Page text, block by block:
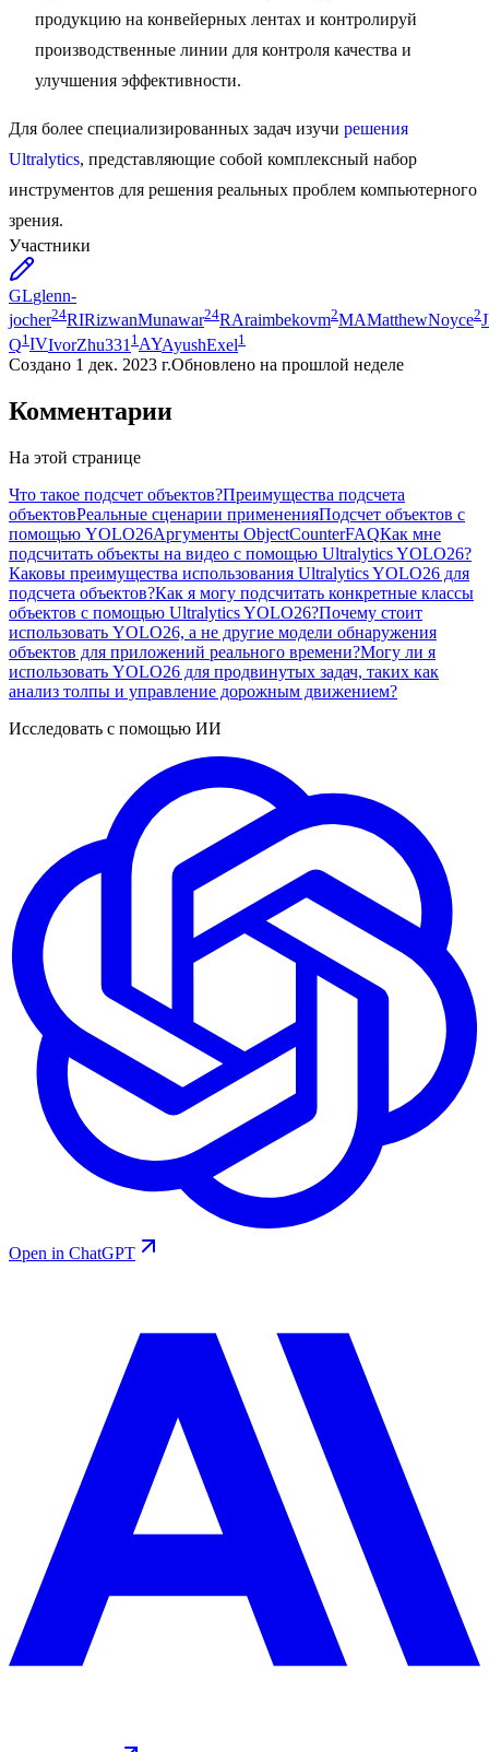
продукцию на конвейерных лентах и контролируй
производственные линии для контроля качества и
улучшения эффективности.
Для более специализированных задач изучи решения
Ultralytics, представляющие собой комплексный набор
инструментов для решения реальных проблем компьютерного
зрения.
Участники
GLglenn-
jocher24RIRizwanMunawar24RAraimbekovm2MAMatthewNoyce2
Q1 IVIvorZhu331 1 AYAyushExel1
Создано 1 дек. 2023 г.Обновлено на прошлой неделе
Комментарии
На этой странице
Что такое подсчет объектов?Преимущества подсчета
объектовРеальные сценарии примененияПодсчет объектов с
помощью YOLO26Аргументы ObjectCounterFAQКак мне
подсчитать объекты на видео с помощью Ultralytics YOLO26?
Каковы преимущества использования Ultralytics YOLO26 для
подсчета объектов?Как я могу подсчитать конкретные классы
объектов с помощью Ultralytics YOLO26?Почему стоит
использовать YOLO26, а не другие модели обнаружения
объектов для приложений реального времени?Могу ли я
использовать YOLO26 для продвинутых задач, таких как
анализ толпы и управление дорожным движением?
Исследовать с помощью ИИ
Open in ChatGPT